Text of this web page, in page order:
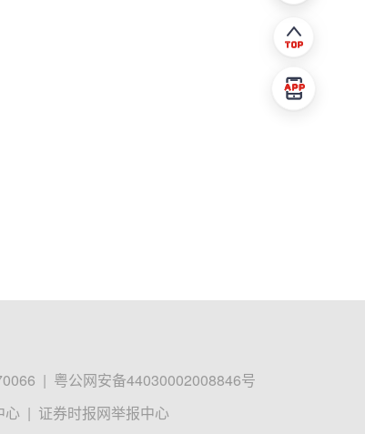
| 粤公网安备44030002008846号
心 | 证券时报网举报中心